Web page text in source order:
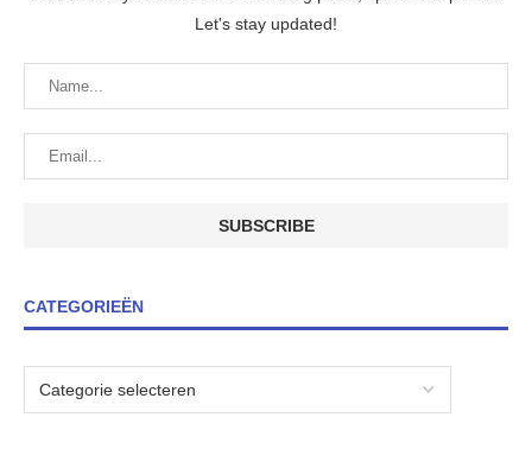
Let's stay updated!
CATEGORIEËN